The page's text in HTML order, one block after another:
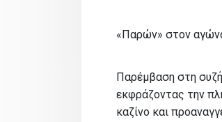
«Παρών» στον
Παρέμβαση στη
εκφράζοντας την
καζίνο και